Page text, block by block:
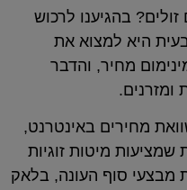
בהגיענו לרכוש
היא למצוא את
מחיר, והדבר
ומזרנים.
מחירים באינטרנט,
מיטות זוגיות
מבצעי סוף העונה, בלאק